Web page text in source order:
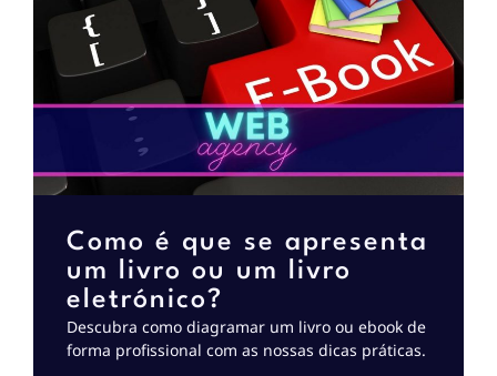
Como é que se apresenta
um livro ou um livro
eletrónico?
Descubra como diagramar um livro ou ebook de
forma profissional com as nossas dicas práticas.